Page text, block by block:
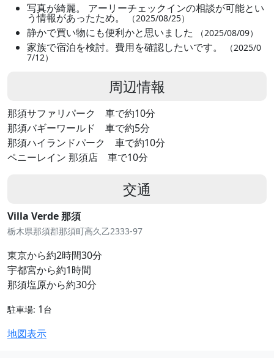
写真が綺麗。 アーリーチェックインの相談が可能とい
う情報があったため。 （2025/08/25）
静かで買い物にも便利かと思いました （2025/08/09）
家族で宿泊を検討。費用を確認したいです。
（2025/0
7/12）
周辺情報
那須サファリパーク 車で約10分
那須バギーワールド 車で約5分
那須ハイランドパーク 車で約10分
ペニーレイン 那須店 車で10分
交通
Villa Verde 那須
栃木県那須郡那須町高久乙2333-97
東京から約2時間30分
宇都宮から約1時間
那須塩原から約30分
駐車場: 1 台
地図表示